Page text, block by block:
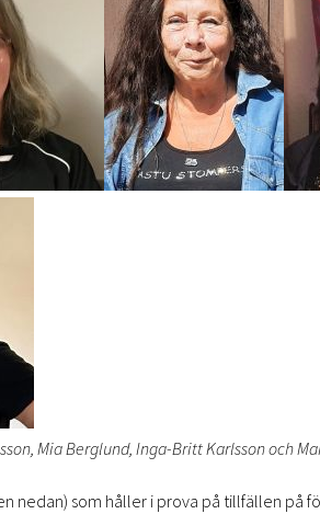
Mia Berglund, Inga-Britt Karlsson och
nedan) som håller i prova på tillfällen på